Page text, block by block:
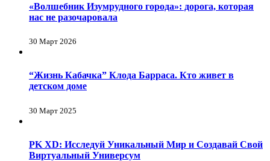
«Волшебник Изумрудного города»: дорога, которая
нас не разочаровала
30 Март 2026
“Жизнь Кабачка” Клода Барраса. Кто живет в
детском доме
30 Март 2025
PK XD: Исследуй Уникальный Мир и Создавай Свой
Виртуальный Универсум